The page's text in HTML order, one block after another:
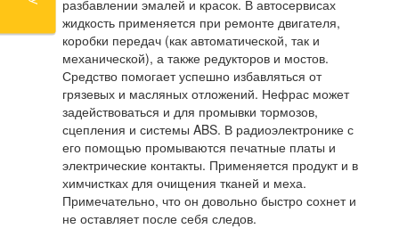
разбавлении эмалей и красок. В автосервисах
жидкость применяется при ремонте двигателя,
коробки передач (как автоматической, так и
механической), а также редукторов и мостов.
Средство помогает успешно избавляться от
грязевых и масляных отложений. Нефрас может
задействоваться и для промывки тормозов,
сцепления и системы ABS. В радиоэлектронике с
его помощью промываются печатные платы и
электрические контакты. Применяется продукт и в
химчистках для очищения тканей и меха.
Примечательно, что он довольно быстро сохнет и
не оставляет после себя следов.